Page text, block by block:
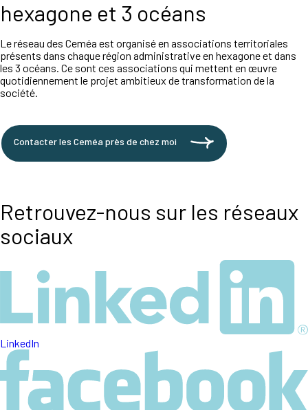
hexagone et 3 océans
Le réseau des Ceméa est organisé en associations territoriales
présents dans chaque région administrative en hexagone et dans
les 3 océans. Ce sont ces associations qui mettent en œuvre
quotidiennement le projet ambitieux de transformation de la
société.
Contacter les Ceméa près de chez moi
Retrouvez-nous sur les réseaux
sociaux
LinkedIn